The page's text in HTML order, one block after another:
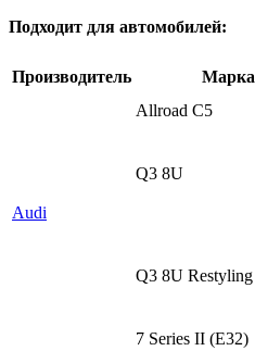
Подходит для автомобилей:
Производитель Марка
Audi
Allroad C5
Q3 8U
Q3 8U Restyling
7 Series II (E32)